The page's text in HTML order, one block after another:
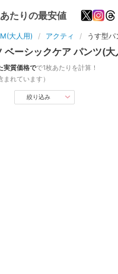
たりの最安値
M(大人用) アクティ うす型
ベーシックケア パンツ(大
実質価格でで1枚あたりを計算！
れています）
絞り込み